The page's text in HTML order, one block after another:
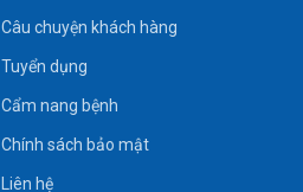
Câu chuyện khách hàng
Tuyển dụng
Cẩm nang bệnh
Chính sách bảo mật
Liên hệ